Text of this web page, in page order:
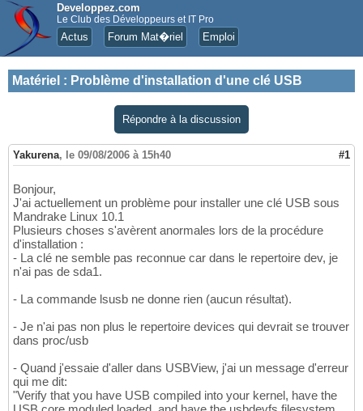
Developpez.com
Le Club des Développeurs et IT Pro
Actus Forum Mat�riel Emploi
Matériel : Problème d'installation d'une clé USB
Répondre à la discussion
Yakurena, le 09/08/2006 à 15h40 #1
Bonjour,
J'ai actuellement un problème pour installer une clé USB sous
Mandrake Linux 10.1
Plusieurs choses s'avèrent anormales lors de la procédure
d'installation :
- La clé ne semble pas reconnue car dans le repertoire dev, je
n'ai pas de sda1.
- La commande lsusb ne donne rien (aucun résultat).
- Je n'ai pas non plus le repertoire devices qui devrait se trouver
dans proc/usb
- Quand j'essaie d'aller dans USBView, j'ai un message d'erreur
qui me dit:
"Verify that you have USB compiled into your kernel, have the